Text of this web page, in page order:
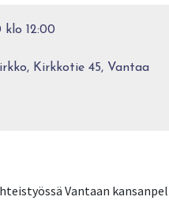
klo 12:00
Kirkkotie 45, Vantaa
Vantaan